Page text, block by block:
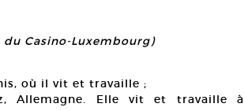
Casino-Luxembourg)
où il vit et travaille ;
Allemagne. Elle vit et travaille à